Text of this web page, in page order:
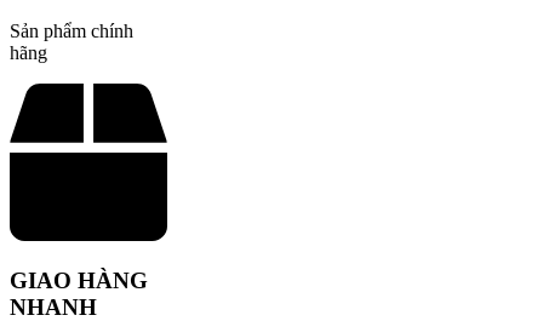
Sản phẩm chính
hãng
GIAO HÀNG
NHANH